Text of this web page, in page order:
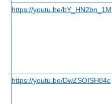
https://youtu.be/bY_HN2bn_1M
https://youtu.be/DwZSOISH04c